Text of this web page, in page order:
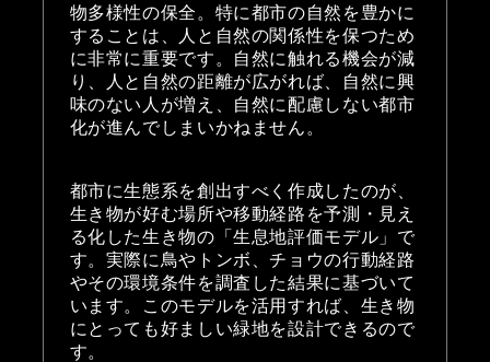
物多様性の保全。特に都市の自然を豊かに
することは、人と自然の関係性を保つため
に非常に重要です。自然に触れる機会が減
り、人と自然の距離が広がれば、自然に興
味のない人が増え、自然に配慮しない都市
化が進んでしまいかねません。
都市に生態系を創出すべく作成したのが、
生き物が好む場所や移動経路を予測・見え
る化した生き物の「生息地評価モデル」で
す。実際に鳥やトンボ、チョウの行動経路
やその環境条件を調査した結果に基づいて
います。このモデルを活用すれば、生き物
にとっても好ましい緑地を設計できるので
す。